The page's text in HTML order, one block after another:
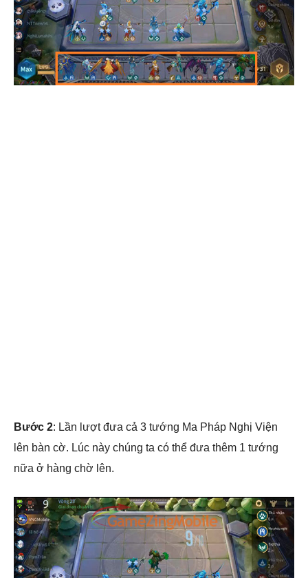
Bước 2: Lần lượt đưa cả 3 tướng Ma Pháp Nghị Viện
lên bàn cờ. Lúc này chúng ta có thể đưa thêm 1 tướng
nữa ở hàng chờ lên.